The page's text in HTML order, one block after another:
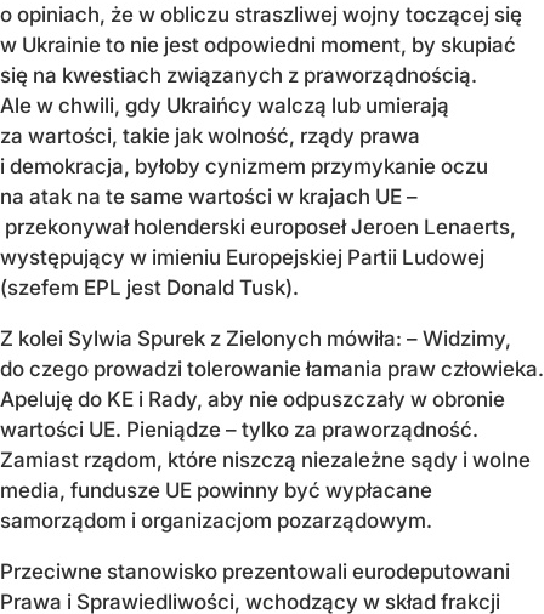
o opiniach, że w obliczu straszliwej wojny toczącej się
w Ukrainie to nie jest odpowiedni moment, by skupiać
się na kwestiach związanych z praworządnością.
Ale w chwili, gdy Ukraińcy walczą lub umierają
za wartości, takie jak wolność, rządy prawa
i demokracja, byłoby cynizmem przymykanie oczu
na atak na te same wartości w krajach UE –
przekonywał holenderski europoseł Jeroen Lenaerts,
występujący w imieniu Europejskiej Partii Ludowej
(szefem EPL jest Donald Tusk).
Z kolei Sylwia Spurek z Zielonych mówiła: – Widzimy,
do czego prowadzi tolerowanie łamania praw człowieka.
Apeluję do KE i Rady, aby nie odpuszczały w obronie
wartości UE. Pieniądze – tylko za praworządność.
Zamiast rządom, które niszczą niezależne sądy i wolne
media, fundusze UE powinny być wypłacane
samorządom i organizacjom pozarządowym.
Przeciwne stanowisko prezentowali eurodeputowani
Prawa i Sprawiedliwości, wchodzący w skład frakcji